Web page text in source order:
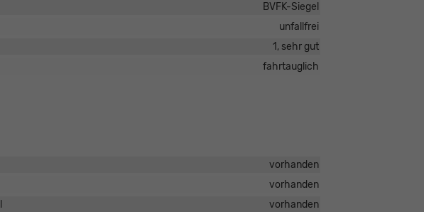
BVFK-Siegel
unfallfrei
1, sehr gut
fahrtauglich
vorhanden
vorhanden
vorhanden